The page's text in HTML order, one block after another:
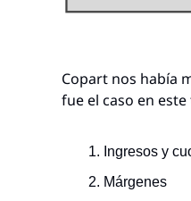
Copart nos había
fue el caso en
Ingresos y
Márgenes